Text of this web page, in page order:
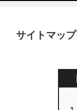
サイトマップ